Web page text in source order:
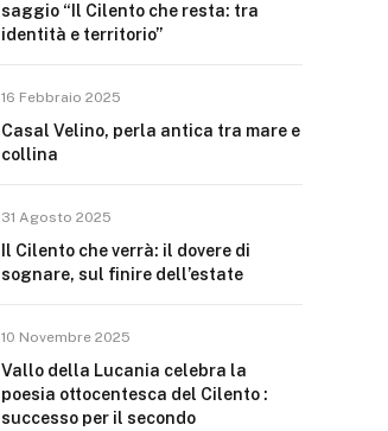
saggio “Il Cilento che resta: tra
identità e territorio”
16 Febbraio 2025
Casal Velino, perla antica tra mare e
collina
31 Agosto 2025
Il Cilento che verrà: il dovere di
sognare, sul finire dell’estate
10 Novembre 2025
Vallo della Lucania celebra la
poesia ottocentesca del Cilento :
successo per il secondo